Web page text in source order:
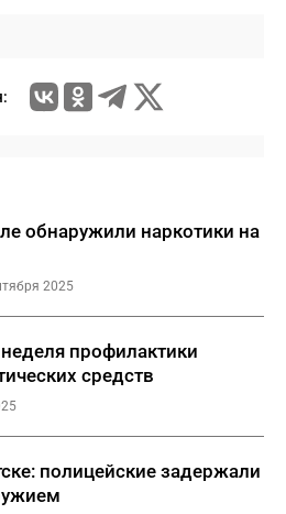
обнаружили наркотики на
2025
профилактики
средств
полицейские задержали